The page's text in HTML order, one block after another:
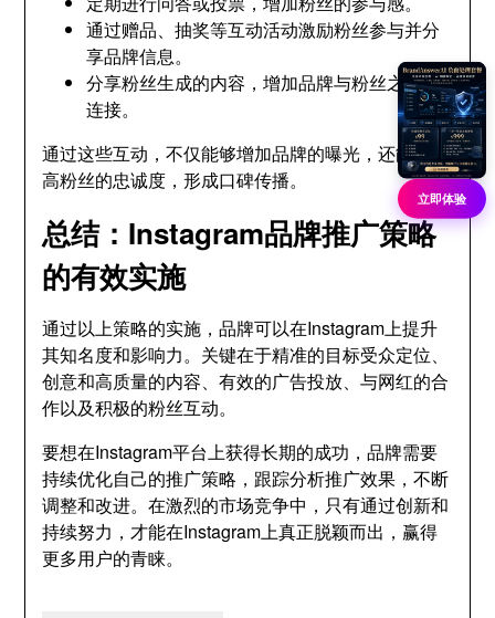
通过赠品、抽奖等互动活动激励粉丝参与并分
享品牌信息。
分享粉丝生成的内容，增加品牌与粉丝之间的
连接。
通过这些互动，不仅能够增加品牌的曝光，还能够提
高粉丝的忠诚度，形成口碑传播。
总结：Instagram品牌推广策略
的有效实施
通过以上策略的实施，品牌可以在Instagram上提升
其知名度和影响力。关键在于精准的目标受众定位、
创意和高质量的内容、有效的广告投放、与网红的合
作以及积极的粉丝互动。
要想在Instagram平台上获得长期的成功，品牌需要
持续优化自己的推广策略，跟踪分析推广效果，不断
调整和改进。在激烈的市场竞争中，只有通过创新和
持续努力，才能在Instagram上真正脱颖而出，赢得
更多用户的青睐。
立即体验